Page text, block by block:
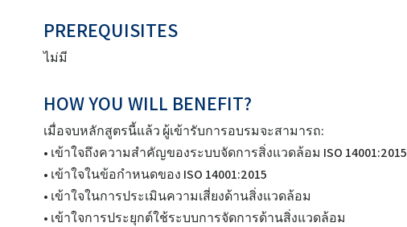
PREREQUISITES
ไม่มี
HOW YOU WILL BENEFIT?
เมื่อจบหลักสูตรนี้แล้ว ผู้เข้ารับการอบรมจะสามารถ:
• เข้าใจถึงความสำคัญของระบบจัดการสิ่งแวดล้อม ISO 14001:2015
• เข้าใจในข้อกำหนดของ ISO 14001:2015
• เข้าใจในการประเมินความเสี่ยงด้านสิ่งแวดล้อม
• เข้าใจการประยุกต์ใช้ระบบการจัดการด้านสิ่งแวดล้อม